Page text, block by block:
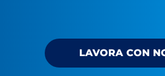
LAVORA CON